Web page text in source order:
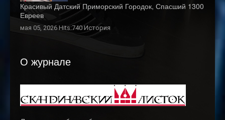
Красивый Датский Приморский Городок, Спасший 1300
Евреев
мая 05, 2026 Hits:740 История
О журнале